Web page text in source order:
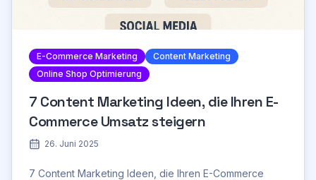
E-Commerce Marketing
Content Marketing
Online Shop Optimierung
7 Content Marketing Ideen, die Ihren E-
Commerce Umsatz steigern
26. Juni 2025
7 Content Marketing Ideen, die Ihren E-Commerce